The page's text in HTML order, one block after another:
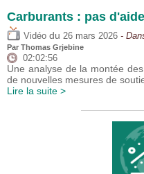
Carburants : pas
Vidéo du 26 mars 2026 -
Par Thomas Grjebine
02:02:56
Une analyse de la montée
de nouvelles mesures de
Lire la suite >